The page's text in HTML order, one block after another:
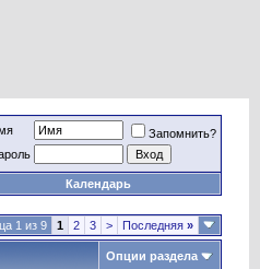
Запомнить?
Календарь
1 из 9 1 2 3 > Последняя »
Опции раздела